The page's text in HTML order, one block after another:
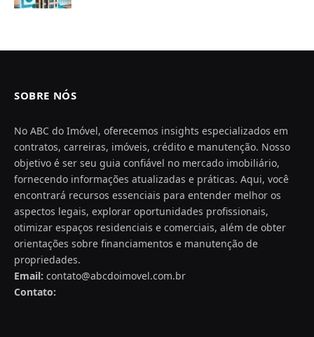
SOBRE NÓS
No ABC do Imóvel, oferecemos insights especializados em
contratos, carreiras, imóveis, crédito e manutenção. Nosso
objetivo é ser seu guia confiável no mercado imobiliário,
fornecendo informações atualizadas e práticas. Aqui, você
encontrará recursos essenciais para entender melhor os
aspectos legais, explorar oportunidades profissionais,
otimizar espaços residenciais e comerciais, além de obter
orientações sobre financiamentos e manutenção de
propriedades.
Email: contato@abcdoimovel.com.br
Contato: